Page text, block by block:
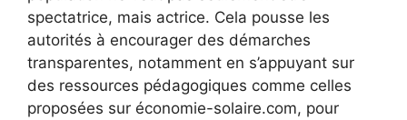
spectatrice, mais actrice. Cela pousse les
autorités à encourager des démarches
transparentes, notamment en s’appuyant sur
des ressources pédagogiques comme celles
proposées sur économie-solaire.com, pour